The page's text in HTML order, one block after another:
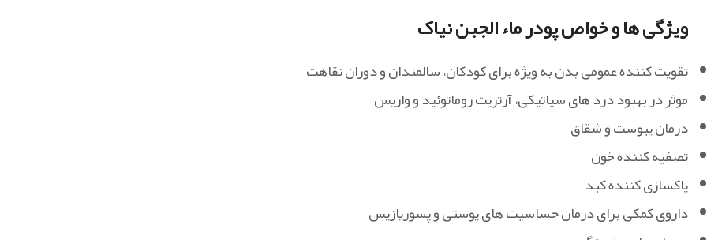
ویژگی ها و خواص پودر ماء الجبن نیاک
تقویت کننده عمومی بدن به ویژه برای کودکان، سالمندان و دوران نقاهت
موثر در بهبود درد های سیاتیکی، آرتریت روماتوئید و واریس
درمان یبوست و شقاق
تصفیه کننده خون
پاکسازی کننده کبد
داروی کمکی برای درمان حساسیت های پوستی و پسوریازیس